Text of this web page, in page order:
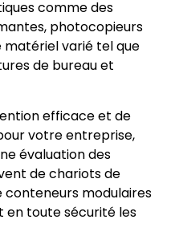
comme des
photocopieurs
matériel varié tel que
de bureau et
efficace et de
votre entreprise,
évaluation des
de chariots de
modulaires
toute sécurité les